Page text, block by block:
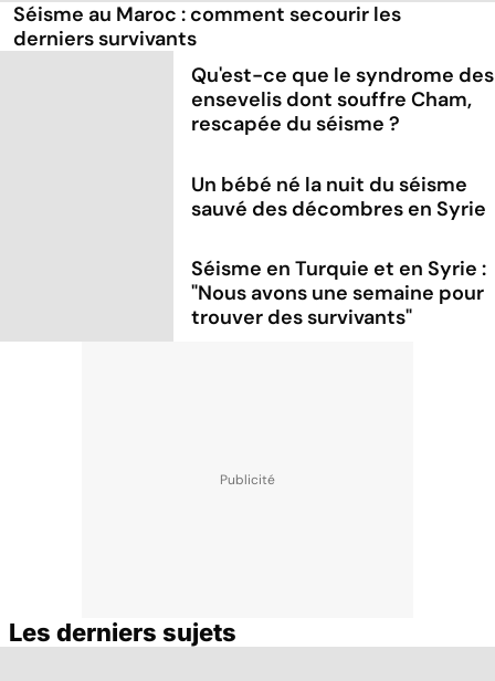
Séisme au Maroc : comment secourir les
derniers survivants
Qu'est-ce que le syndrome des
ensevelis dont souffre Cham,
rescapée du séisme ?
Un bébé né la nuit du séisme
sauvé des décombres en Syrie
Séisme en Turquie et en Syrie :
"Nous avons une semaine pour
trouver des survivants"
Les derniers sujets